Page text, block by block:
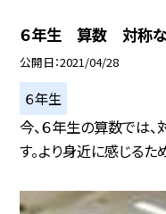
６年生 算数 対称な
公開日 2021/04/28
６年生
今、６年生の算数では
す。より身近に感じるた